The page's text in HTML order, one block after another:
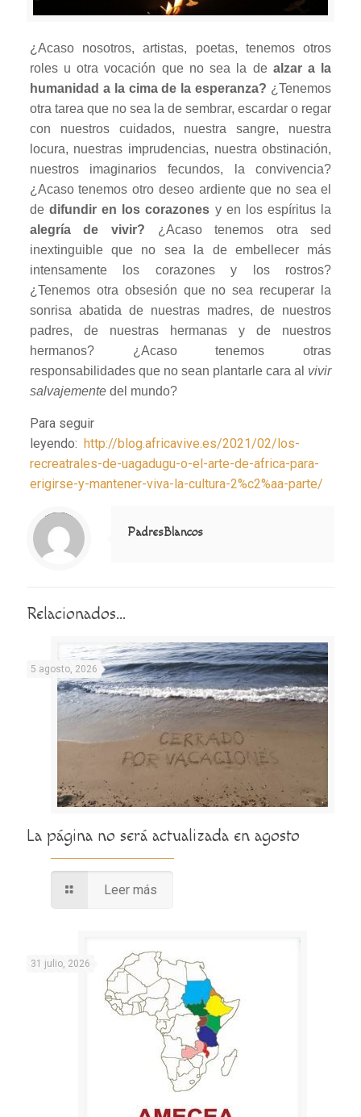
¿Acaso nosotros, artistas, poetas, tenemos otros
roles u otra vocación que no sea la de alzar a la
humanidad a la cima de la esperanza? ¿Tenemos
otra tarea que no sea la de sembrar, escardar o regar
con nuestros cuidados, nuestra sangre, nuestra
locura, nuestras imprudencias, nuestra obstinación,
nuestros imaginarios fecundos, la convivencia?
¿Acaso tenemos otro deseo ardiente que no sea el
de difundir en los corazones y en los espíritus la
alegría de vivir? ¿Acaso tenemos otra sed
inextinguible que no sea la de embellecer más
intensamente los corazones y los rostros?
¿Tenemos otra obsesión que no sea recuperar la
sonrisa abatida de nuestras madres, de nuestros
padres, de nuestras hermanas y de nuestros
hermanos? ¿Acaso tenemos otras
responsabilidades que no sean plantarle cara al vivir
salvajementedel mundo?
Para seguir
leyendo: http://blog.africavive.es/2021/02/los-
recreatrales-de-uagadugu-o-el-arte-de-africa-para-
erigirse-y-mantener-viva-la-cultura-2%c2%aa-parte/
Notice
: Trying to access array offset on value of type null in
/home/misioner/public_html/padresblancos/themes/betheme/includes/content-single.php
on line
286
PadresBlancos
Relacionados...
5 agosto, 2026
La página no será actualizada en agosto
Leer más
31 julio, 2026